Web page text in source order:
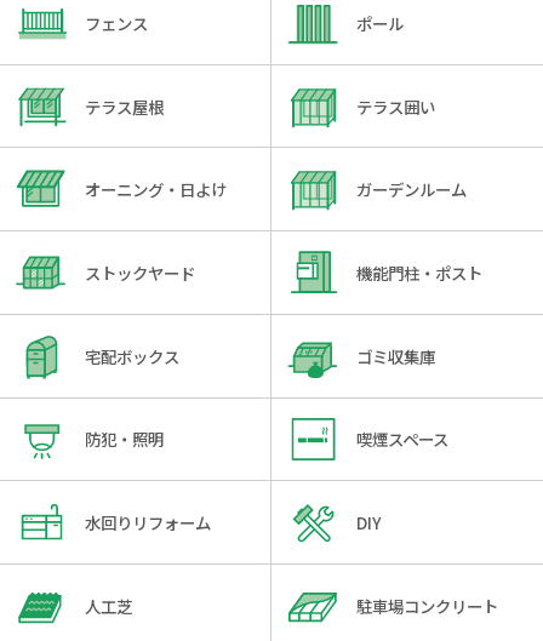
フェンス ポール
テラス屋根 テラス囲い
オーニング・日よけ ガーデンルーム
ストックヤード 機能門柱・ポスト
宅配ボックス ゴミ収集庫
防犯・照明 喫煙スペース
水回りリフォーム DIY
人工芝 駐車場コンクリート